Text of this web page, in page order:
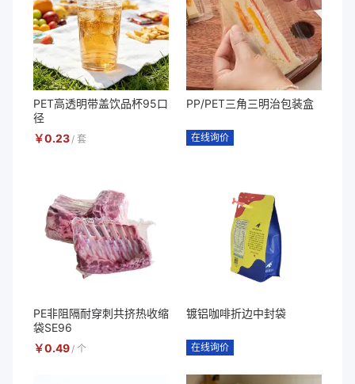
PET高透明带盖饮品杯95口
径
￥0.23 / 套
PP/PET三角三明治包装盒
在线询价
PE非阻隔耐穿刺共挤热收缩
袋SE96
￥0.49 / 个
镀铝咖啡折边中封袋
在线询价